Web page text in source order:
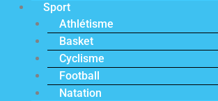
Sport
Athlétisme
Basket
Cyclisme
Football
Natation